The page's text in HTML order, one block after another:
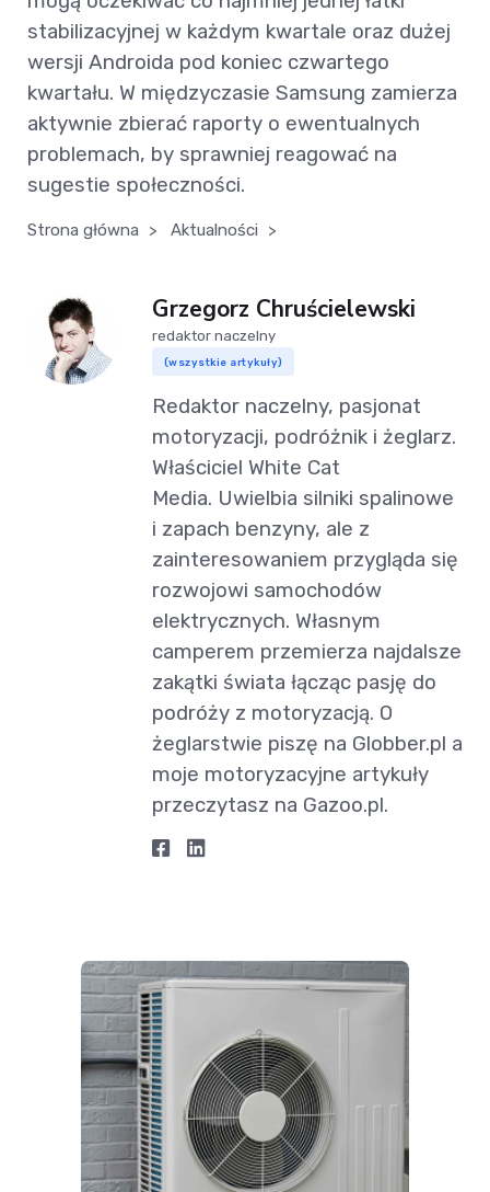
stabilizacyjnej w każdym kwartale oraz dużej
wersji Androida pod koniec czwartego
kwartału. W międzyczasie Samsung zamierza
aktywnie zbierać raporty o ewentualnych
problemach, by sprawniej reagować na
sugestie społeczności.
Strona główna > Aktualności >
Grzegorz Chruścielewski
redaktor naczelny
(wszystkie artykuły)
Redaktor naczelny, pasjonat
motoryzacji, podróżnik i żeglarz.
Właściciel White Cat
Media. Uwielbia silniki spalinowe
i zapach benzyny, ale z
zainteresowaniem przygląda się
rozwojowi samochodów
elektrycznych. Własnym
camperem przemierza najdalsze
zakątki świata łącząc pasję do
podróży z motoryzacją. O
żeglarstwie piszę na Globber.pl a
moje motoryzacyjne artykuły
przeczytasz na Gazoo.pl.